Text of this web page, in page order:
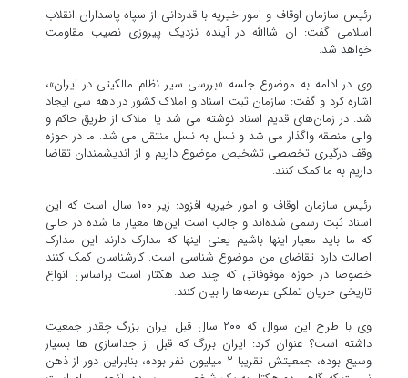
رئیس سازمان اوقاف و امور خیریه با قدردانی از سپاه پاسداران انقلاب
اسلامی گفت: ان شاالله در آینده نزدیک پیروزی نصیب مقاومت
خواهد شد.
وی در ادامه به موضوع جلسه «بررسی سیر نظام مالکیتی در ایران»،
اشاره کرد و گفت: سازمان ثبت اسناد و املاک کشور در دهه سی ایجاد
شد. در زمان‌های قدیم اسناد نوشته می شد یا املاک از طریق حاکم و
والی منطقه واگذار می شد و نسل به نسل منتقل می شد. ما در حوزه
وقف درگیری تخصصی تشخیص موضوع داریم و از اندیشمندان تقاضا
داریم به ما کمک کنند.
رئیس سازمان اوقاف و امور خیریه افزود: زیر ۱۰۰ سال است که این
اسناد ثبت رسمی شده‌اند و جالب است این‌ها معیار ما شده در حالی
که ما باید معیار اینها باشیم یعنی اینها که مدارک دارند این مدارک
اصالت دارد تقاضای من موضوع شناسی است. کارشناسان کمک کنند
خصوصا در حوزه موقوفاتی که چند صد هکتار است براساس انواع
تاریخی جریان تملکی عرصه‌ها را بیان کنند.
وی با طرح این سوال که ۲۰۰ سال قبل ایران بزرگ چقدر جمعیت
داشته است؟ عنوان کرد: ایران بزرگ که قبل از جداسازی ها بسیار
وسیع بوده، جمعیتش تقریبا ۲ میلیون نفر بوده، بنابراین دور از ذهن